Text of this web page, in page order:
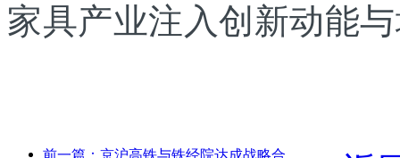
家具产业注入创新动能